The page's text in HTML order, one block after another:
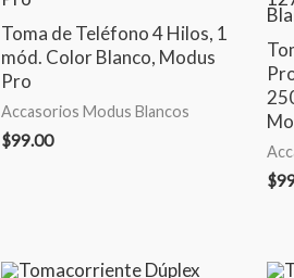
Toma de Teléfono 4 Hilos, 1
mód. Color Blanco, Modus
Pro
Accasorios Modus Blancos
$99.00
$